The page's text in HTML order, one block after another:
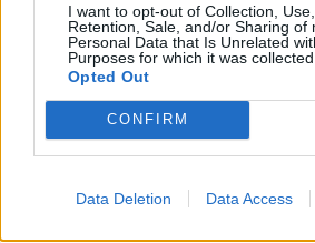
I want to opt-out of Collection, Use,
Retention, Sale, and/or Sharing of
Personal Data that Is Unrelated
Purposes for which it was collected.
Opted Out
CONFIRM
Data Deletion Data Access